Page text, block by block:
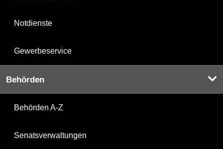
Notdienste
Gewerbeservice
Behörden
Behörden A-Z
Senatsverwaltungen